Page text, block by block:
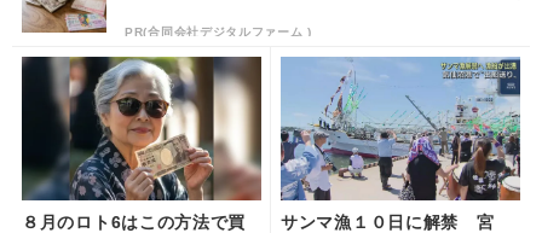
PR(合同会社デジタルファーム )
８月のロト6はこの方法で買
サンマ漁１０日に解禁 宮